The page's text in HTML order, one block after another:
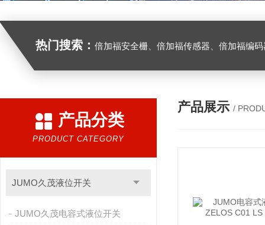
热门搜索： 倍加福安全栅、倍加福传感器、倍加福编码器、倍加福超声波传感器、松下伺服驱动器、松下伺
产品分类
PRODUCT CATEGORY
JUMO久茂液位开关
JUMO久茂电容式液位开关
产品展示 /